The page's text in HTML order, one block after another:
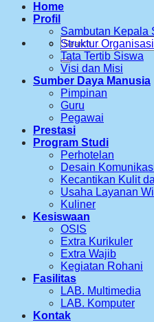
Search
for:
Home
Profil
Sambutan Kepala
Struktur Organisasi
Tata Tertib Siswa
Visi dan Misi
Sumber Daya Manusia
Pimpinan
Guru
Pegawai
Prestasi
Program Studi
Perhotelan
Desain
Kecantikan Kulit
Usaha Layanan
Kuliner
Kesiswaan
OSIS
Extra Kurikuler
Extra Wajib
Kegiatan Rohani
Fasilitas
LAB. Multimedia
LAB. Komputer
Kontak